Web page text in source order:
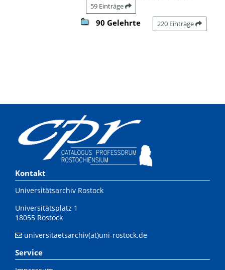
59 Einträge
90 Gelehrte 220 Einträge
Kontakt
Universitätsarchiv Rostock
Universitätsplatz 1
18055 Rostock
universitaetsarchiv(at)uni-rostock.de
Service